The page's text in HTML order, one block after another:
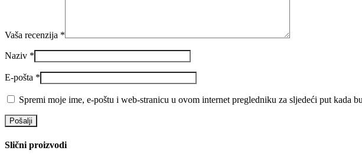
Vaša recenzija *
Naziv *
E-pošta *
Spremi moje ime, e-poštu i web-stranicu u ovom internet pregledniku za sljedeći put kada
Slični proizvodi